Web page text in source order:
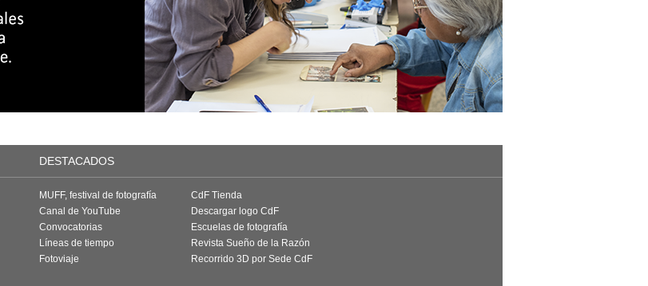
DESTACADOS
MUFF, festival de fotografía
Canal de YouTube
Convocatorias
Líneas de tiempo
Fotoviaje
CdF Tienda
Descargar logo CdF
Escuelas de fotografía
Revista Sueño de la Razón
Recorrido 3D por Sede CdF